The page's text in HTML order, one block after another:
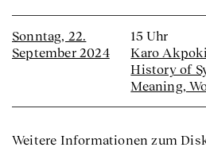
Sonntag, 22.
September 2024
15 Uhr
Karo
History of
Meaning,
Weitere Informationen zum